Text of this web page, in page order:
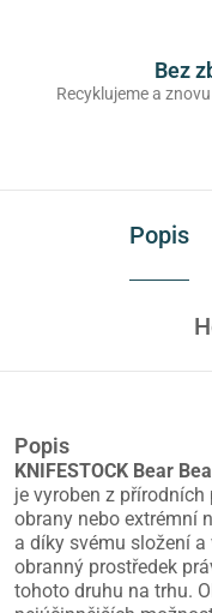
Bez
Recyklujeme a
Popis
Popis
KNIFESTOCK Bear
je vyroben z
obrany nebo extrémní
a díky svému složení
obranný prostředek
tohoto druhu na trhu.